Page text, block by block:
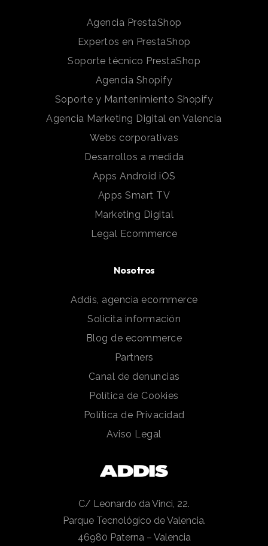
Agencia PrestaShop
Expertos en PrestaShop
Soporte técnico PrestaShop
Agencia Shopify
Soporte y Mantenimiento Shopify
Agencia Marketing Digital en Valencia
Webs corporativas
Desarrollos a medida
Apps Android iOS
Apps Smart TV
Marketing Digital
Legal Ecommerce
Nosotros
Addis, agencia ecommerce
Solicita información
Blog de ecommerce
Partners
Canal de denuncias
Política de Cookies
Política de Privacidad
Aviso Legal
C/ Leonardo da Vinci, 22.
Parque Tecnológico de Valencia.
46980 Paterna – Valencia